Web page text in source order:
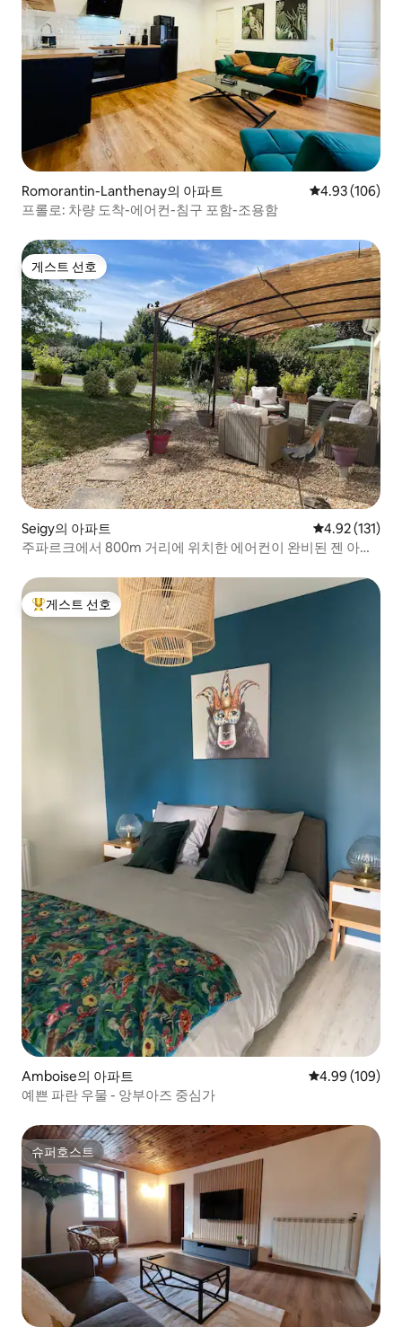
Romorantin-Lanthenay의 아파트 평점 4.93점(5
4.93 (106)
프롤로: 차량 도착-에어컨-침구 포함-조용함
게스트 선호
게스트 선호
Seigy의 아파트 평점 4.92점(5
4.92 (131)
주파르크에서 800m 거리에 위치한 에어컨이 완비된 젠 아파
상위 게스트 선호
게스트 선호
Amboise의 아파트 평점 4.99점(5
4.99 (109)
예쁜 파란 우물 - 앙부아즈 중심가
슈퍼호스트
슈퍼호스트